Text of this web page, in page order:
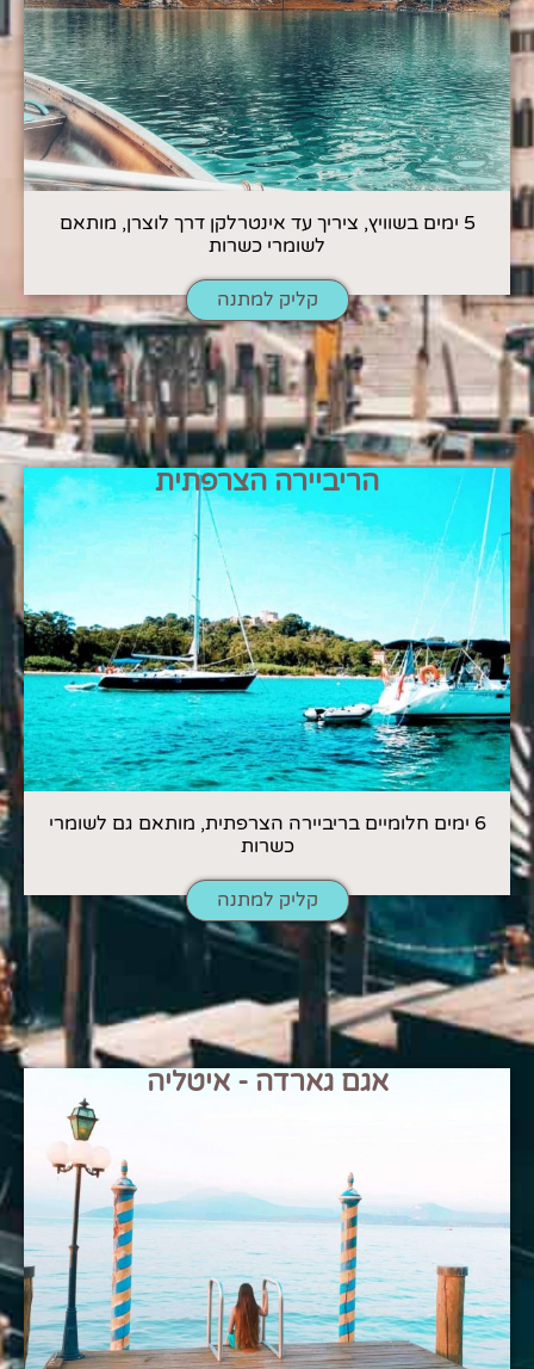
5 ימים בשוויץ, ציריך עד אינטרלקן דרך לוצרן, מותאם
לשומרי כשרות
קליק למתנה
הריביירה הצרפתית
6 ימים חלומיים בריביירה הצרפתית, מותאם גם לשומרי
כשרות
קליק למתנה
אגם גארדה - איטליה